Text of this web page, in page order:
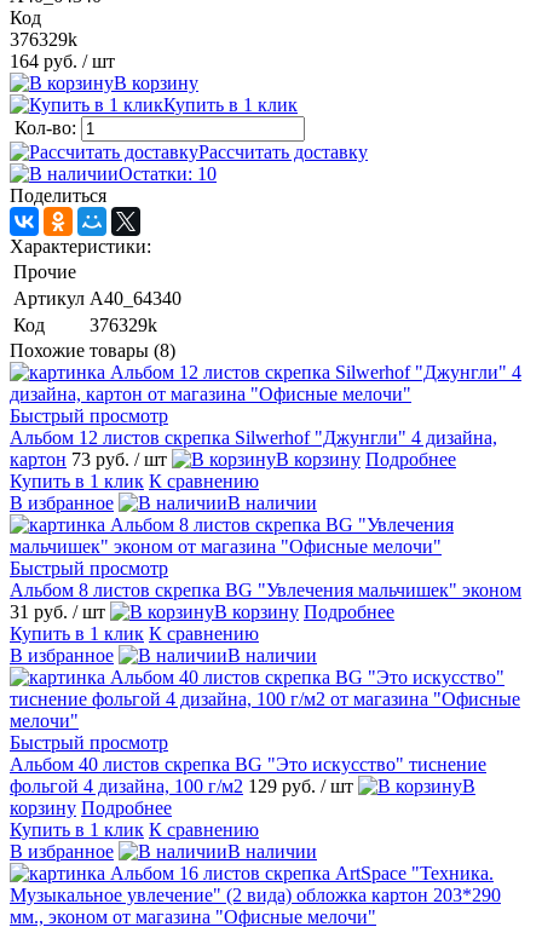
Код
376329k
164 руб. / шт
В корзину
Купить в 1 клик
Кол-во:
Рассчитать доставку
Остатки: 10
Поделиться
Характеристики:
Прочие
Артикул А40_64340
Код
376329k
Похожие товары (8)
Быстрый просмотр
Альбом 12 листов скрепка Silwerhof "Джунгли" 4 дизайна,
картон 73 руб. / шт В корзину Подробнее
Купить в 1 клик К сравнению
В избранное
В наличии
Быстрый просмотр
Альбом 8 листов скрепка BG "Увлечения мальчишек" эконом
31 руб. / шт В корзину Подробнее
Купить в 1 клик К сравнению
В избранное
В наличии
Быстрый просмотр
Альбом 40 листов скрепка BG "Это искусство" тиснение
фольгой 4 дизайна, 100 г/м2 129 руб. / шт
В
корзину Подробнее
Купить в 1 клик К сравнению
В избранное
В наличии